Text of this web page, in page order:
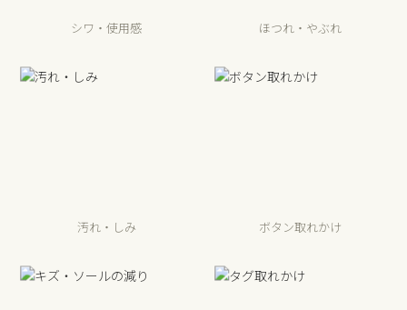
シワ・使用感 ほつれ・やぶれ
汚れ・しみ ボタン取れかけ